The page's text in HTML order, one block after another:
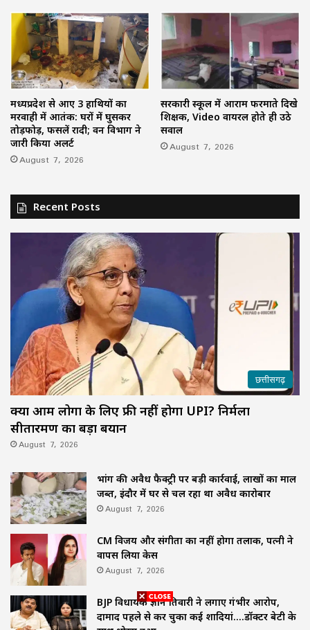
मध्यप्रदेश से आए 3 हाथियों का
मरवाही में आतंक: घरों में घुसकर
तोड़फोड़, फसलें रौंदी; वन विभाग ने
जारी किया अलर्ट
August 7, 2026
सरकारी स्कूल में आराम फरमाते दिखे
शिक्षक, Video वायरल होते ही उठे
सवाल
August 7, 2026
Recent Posts
छत्तीसगढ़
क्या आम लोगों के लिए फ्री नहीं होगा UPI? निर्मला
सीतारमण का बड़ा बयान
August 7, 2026
भांग की अवैध फैक्ट्री पर बड़ी कार्रवाई, लाखों का माल
जब्त, इंदौर में घर से चल रहा था अवैध कारोबार
August 7, 2026
CM विजय और संगीता का नहीं होगा तलाक, पत्नी ने
वापस लिया केस
August 7, 2026
BJP विधायक ज्ञान तिवारी ने लगाए गंभीर आरोप,
दामाद पहले से कर चुका कई शादियां….डॉक्टर बेटी के